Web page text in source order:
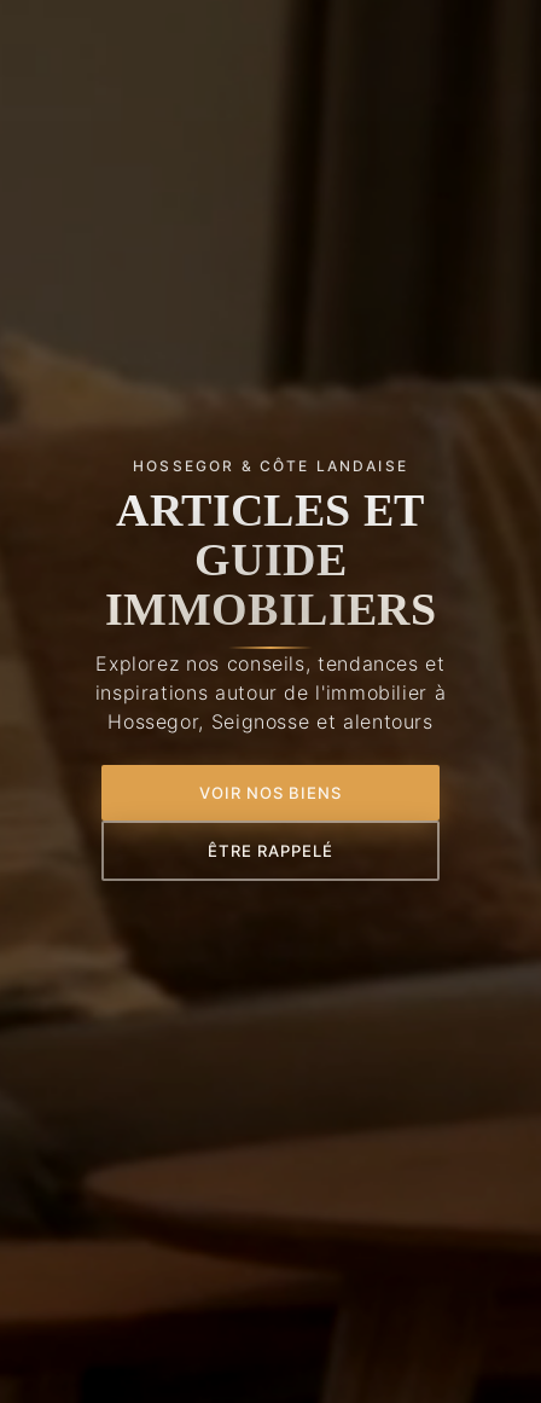
HOSSEGOR & CÔTE LANDAISE
ARTICLES ET
GUIDE
IMMOBILIERS
Explorez nos conseils, tendances et
inspirations autour de l'immobilier à
Hossegor, Seignosse et alentours
VOIR NOS BIENS
ÊTRE RAPPELÉ